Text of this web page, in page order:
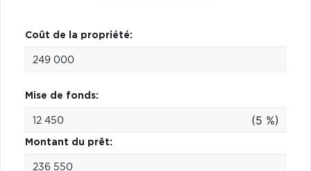
Coût de la propriété:
Mise de fonds:
(5 %)
Montant du prêt: